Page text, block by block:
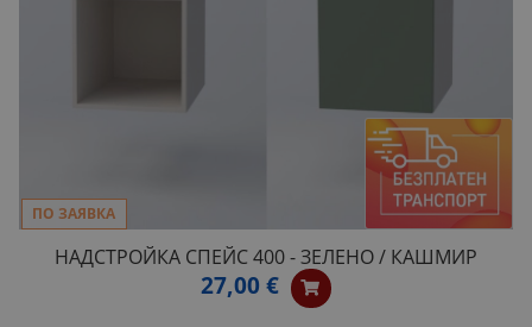
ПО ЗАЯВКА
НАДСТРОЙКА СПЕЙС 400 - ЗЕЛЕНО / КАШМИР
27,00 €